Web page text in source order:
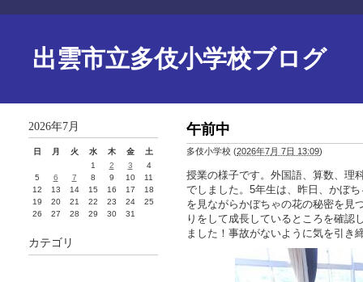
出雲市立多伎小学校ブログ
午前中
多伎小学校 (2026年7月 7日 13:09)
授業の様子です。外国語、算数、理
でしました。5年生は、昨日、かぼ
を見ながらかぼちゃの花の秘密を見
りをして成長しているところを確認
ました！事故がないように気を引き
2026年7月
日 月 火 水 木 金
土
1
2 3
4
5
6 7 8 9 10
11
12
13 14 15 16 17
18
19
20 21 22 23 24
25
26
27 28 29 30 31
カテゴリ